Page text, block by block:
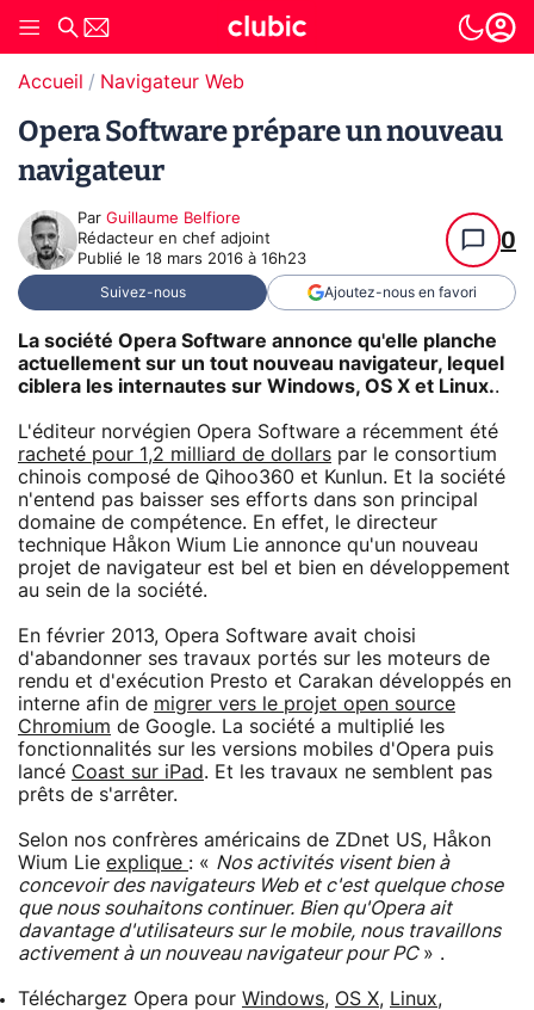
Accueil Navigateur Web
Opera Software prépare un nouveau
navigateur
Par Guillaume Belfiore
Rédacteur en chef adjoint
Publié le 18 mars 2016 à 16h23
0
Suivez-nous Ajoutez-nous en favori
La société Opera Software annonce qu'elle planche
actuellement sur un tout nouveau navigateur, lequel
ciblera les internautes sur Windows, OS X et Linux..
L'éditeur norvégien Opera Software a récemment été
racheté pour 1,2 milliard de dollars par le consortium
chinois composé de Qihoo360 et Kunlun. Et la société
n'entend pas baisser ses efforts dans son principal
domaine de compétence. En effet, le directeur
technique Håkon Wium Lie annonce qu'un nouveau
projet de navigateur est bel et bien en développement
au sein de la société.
En février 2013, Opera Software avait choisi
d'abandonner ses travaux portés sur les moteurs de
rendu et d'exécution Presto et Carakan développés en
interne afin de migrer vers le projet open source
Chromium de Google. La société a multiplié les
fonctionnalités sur les versions mobiles d'Opera puis
lancé Coast sur iPad. Et les travaux ne semblent pas
prêts de s'arrêter.
Selon nos confrères américains de ZDnet US, Håkon
Wium Lie explique : « Nos activités visent bien à
concevoir des navigateurs Web et c'est quelque chose
que nous souhaitons continuer. Bien qu'Opera ait
davantage d'utilisateurs sur le mobile, nous travaillons
activement à un nouveau navigateur pour PC » .
Téléchargez Opera pour Windows, OS X, Linux,